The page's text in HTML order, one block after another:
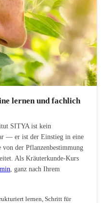
lernen und fachlich
SITYA ist kein
— er ist der Einstieg in eine
der Pflanzenbestimmung
Als Kräuterkunde-Kurs
, ganz nach Ihrem
lernen, Schritt für